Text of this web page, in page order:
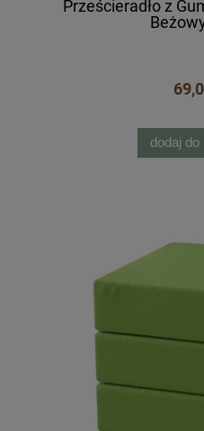
Prześcieradło z
dodaj